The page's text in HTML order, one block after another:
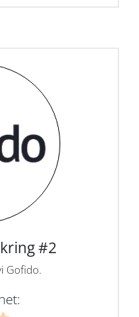
#2
Gofido.